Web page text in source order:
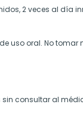
2 veces al día
uso oral. No tomar
sin consultar al